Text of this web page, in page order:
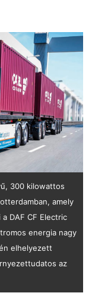
300 kilowattos
amely
DAF CF Electric
energia nagy
elhelyezett
az